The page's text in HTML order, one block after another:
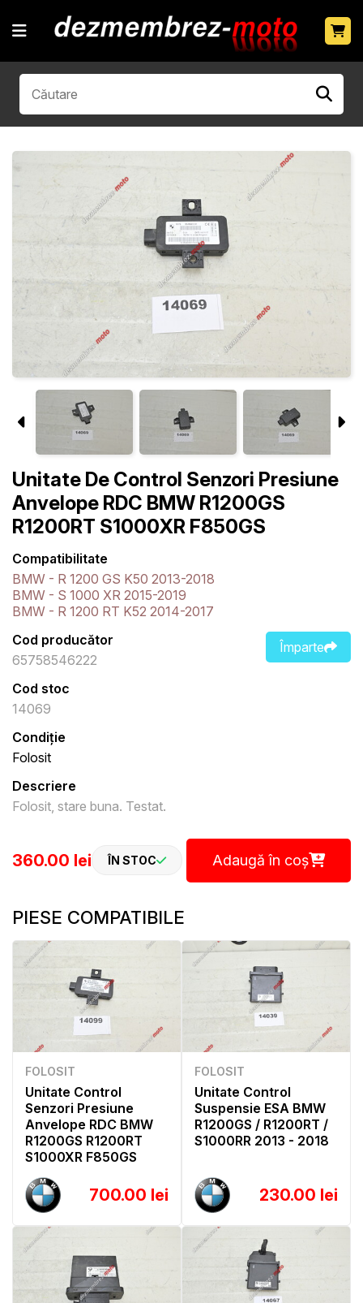
Unitate De Control Senzori Presiune
Anvelope RDC BMW R1200GS
R1200RT S1000XR F850GS
Compatibilitate
BMW - R 1200 GS K50 2013-2018
BMW - S 1000 XR 2015-2019
BMW - R 1200 RT K52 2014-2017
Împarte
Cod producător
65758546222
Cod stoc
14069
Condiție
Folosit
Descriere
Folosit, stare buna. Testat.
360.00 lei ÎN STOC Adaugă în coș
PIESE COMPATIBILE
FOLOSIT
Unitate Control
Senzori Presiune
Anvelope RDC BMW
R1200GS R1200RT
S1000XR F850GS
700.00 lei
FOLOSIT
Unitate Control
Suspensie ESA BMW
R1200GS / R1200RT /
S1000RR 2013 - 2018
230.00 lei